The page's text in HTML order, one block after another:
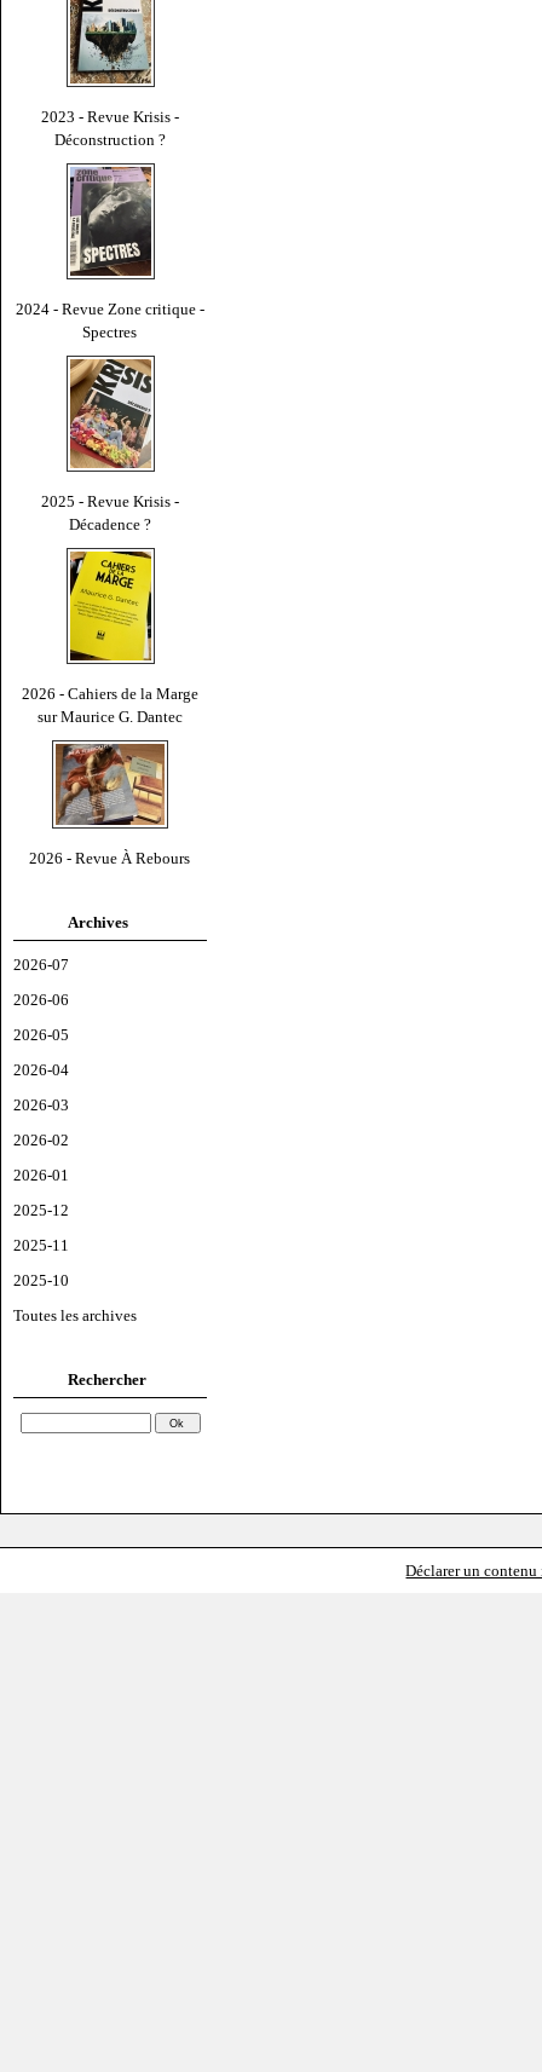
2023 - Revue Krisis -
Déconstruction ?
2024 - Revue Zone critique -
Spectres
2025 - Revue Krisis -
Décadence ?
2026 - Cahiers de la Marge
sur Maurice G. Dantec
2026 - Revue À Rebours
Archives
2026-07
2026-06
2026-05
2026-04
2026-03
2026-02
2026-01
2025-12
2025-11
2025-10
Toutes les archives
Rechercher
Déclarer un